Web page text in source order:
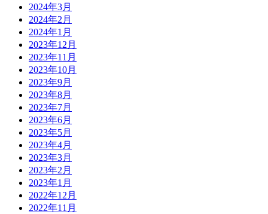
2024年3月
2024年2月
2024年1月
2023年12月
2023年11月
2023年10月
2023年9月
2023年8月
2023年7月
2023年6月
2023年5月
2023年4月
2023年3月
2023年2月
2023年1月
2022年12月
2022年11月